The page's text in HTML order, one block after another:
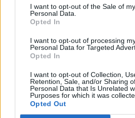
I want to opt-out of the Sale of my
Personal Data.
Opted In
I want to opt-out of processing
Personal Data for Targeted
Opted In
I want to opt-out of Collection,
Retention, Sale, and/or Sharing
Personal Data that Is Unrelated
Purposes for which it was
Opted Out
Camilla
Hej tack för en härlig blogg, vad
och var är de köpta?
Svara
Ninni